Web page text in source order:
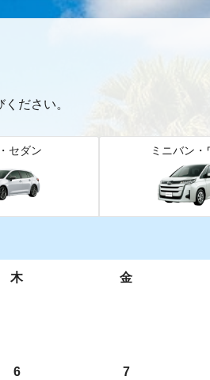
ださい。
セダン ミニバン・
木 金
6 7